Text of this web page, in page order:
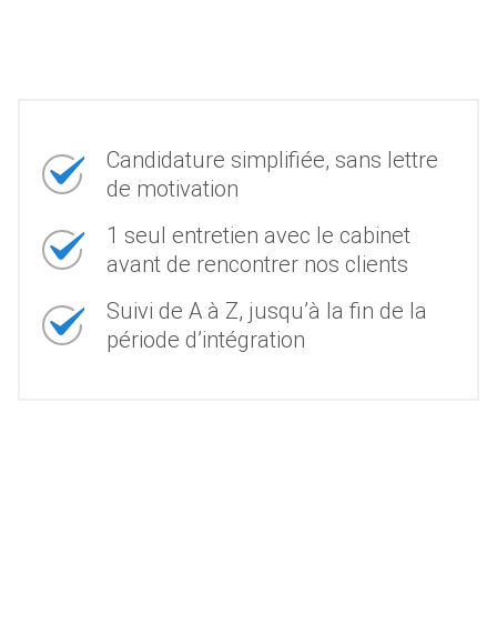
Candidature simplifiée, sans lettre
de motivation
1 seul entretien avec le cabinet
avant de rencontrer nos clients
Suivi de A à Z, jusqu’à la fin de la
période d’intégration